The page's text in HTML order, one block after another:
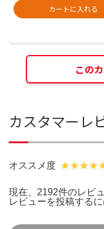
カートに入れる
この
カスタマーレ
オススメ度
現在、2192件のレビ
レビューを投稿する